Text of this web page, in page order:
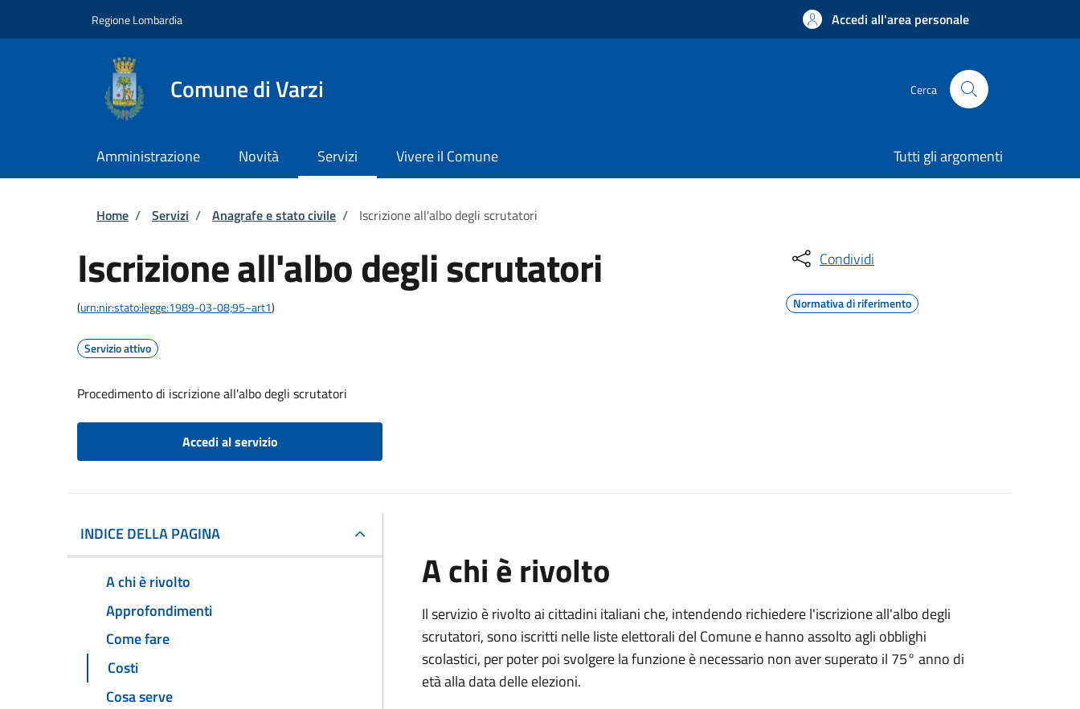
Regione Lombardia Accedi all'area personale
Comune di Varzi Cerca
Amministrazione Novità Servizi Vivere il Comune Tutti gli argomenti
Briciole di pane
Home / Servizi / Anagrafe e stato civile / Iscrizione all'albo degli scrutatori
Iscrizione all'albo degli scrutatori
(urn:nir:stato:legge:1989-03-08;95~art1)
Servizio attivo
Procedimento di iscrizione all'albo degli scrutatori
Accedi al servizio
Condividi
Normativa di riferimento
INDICE DELLA PAGINA
A chi è rivolto
Approfondimenti
Come fare
Costi
Cosa serve
A chi è rivolto
Il servizio è rivolto ai cittadini italiani che, intendendo richiedere l'iscrizione all'albo degli
scrutatori, sono iscritti nelle liste elettorali del Comune e hanno assolto agli obblighi
scolastici, per poter poi svolgere la funzione è necessario non aver superato il 75° anno di
età alla data delle elezioni.